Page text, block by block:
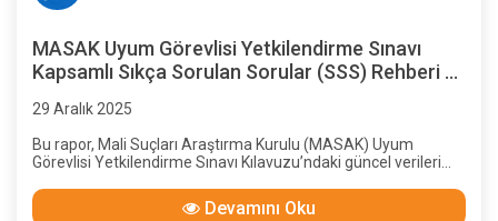
MASAK Uyum Görevlisi Yetkilendirme Sınavı
Kapsamlı Sıkça Sorulan Sorular (SSS) Rehberi ve
29 Aralık 2025
Bu rapor, Mali Suçları Araştırma Kurulu (MASAK) Uyum
Görevlisi Yetkilendirme Sınavı Kılavuzu’ndaki güncel verileri
Devamını Oku